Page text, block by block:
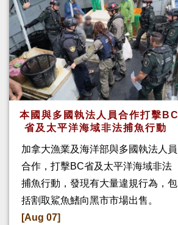
本國與多國執法人員合作打擊BC
省及太平洋海域非法捕魚行動
加拿大漁業及海洋部與多國執法人員
合作，打擊BC省及太平洋海域非法
捕魚行動，發現有大量違規行為，包
括割取鯊魚鰭向黑市市場出售。
[Aug 07]